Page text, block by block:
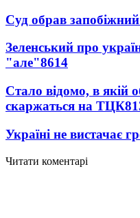
Суд обрав
Зеленський про
"але"8614
Стало відомо, в якій
скаржаться на ТЦК
Україні не вистачає
Читати коментарі